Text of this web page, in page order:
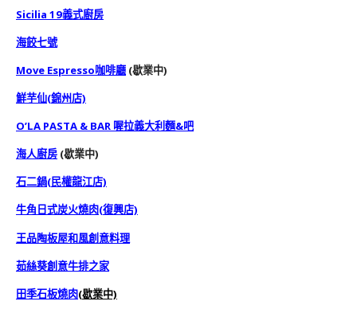
Sicilia 19義式廚房
海餃七號
Move Espresso咖啡廳 (歇業中)
鮮芋仙(錦州店)
O’LA PASTA & BAR 喔拉義大利麵&吧
海人廚房 (歇業中)
石二鍋(民權龍江店)
牛角日式炭火燒肉(復興店)
王品陶板屋和風創意料理
茹絲葵創意牛排之家
田季石板燒肉(歇業中)